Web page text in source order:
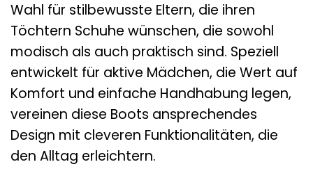
Wahl für stilbewusste Eltern, die ihren
Töchtern Schuhe wünschen, die sowohl
modisch als auch praktisch sind. Speziell
entwickelt für aktive Mädchen, die Wert auf
Komfort und einfache Handhabung legen,
vereinen diese Boots ansprechendes
Design mit cleveren Funktionalitäten, die
den Alltag erleichtern.